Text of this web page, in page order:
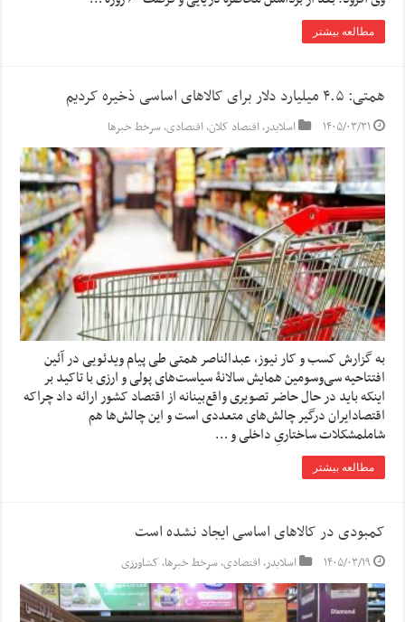
مطالعه بیشتر
همتی: ۴.۵ میلیارد دلار برای کالاهای اساسی ذخیره کردیم
۱۴۰۵/۰۳/۳۱ اسلایدر,اقتصاد کلان,اقتصادی,سرخط خبرها
به گزارش کسب و کار نیوز، عبدالناصر همتی طی پیام ویدئویی در آئین
افتتاحیه سی‌وسومین همایش سالانۀ سیاست‌های پولی و ارزی با تاکید بر
اینکه باید در حال حاضر تصویری واقع‌بینانه از اقتصاد کشور ارائه داد چراکه
اقتصادایران درگیر چالش‌های متعددی است و این چالش‌ها هم
شاملمشکلات ساختاریِ داخلی و …
مطالعه بیشتر
کمبودی در کالاهای اساسی ایجاد نشده است
۱۴۰۵/۰۳/۱۹ اسلایدر,اقتصادی,سرخط خبرها, کشاورزی